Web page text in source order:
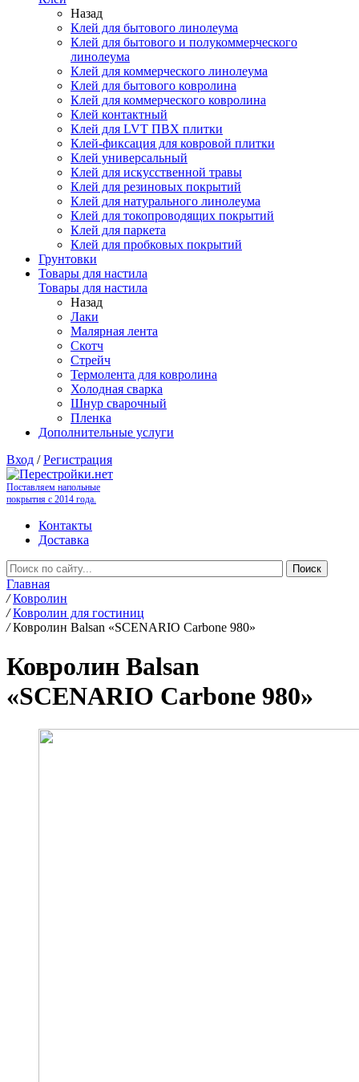
Назад
Клей для бытового линолеума
Клей для бытового и полукоммерческого
линолеума
Клей для коммерческого линолеума
Клей для бытового ковролина
Клей для коммерческого ковролина
Клей контактный
Клей для LVT ПВХ плитки
Клей-фиксация для ковровой плитки
Клей универсальный
Клей для искусственной травы
Клей для резиновых покрытий
Клей для натурального линолеума
Клей для токопроводящих покрытий
Клей для паркета
Клей для пробковых покрытий
Грунтовки
Товары для настила
Товары для настила
Назад
Лаки
Малярная лента
Скотч
Стрейч
Термолента для ковролина
Холодная сварка
Шнур сварочный
Пленка
Дополнительные услуги
Вход /Регистрация
Поставляем напольные
покрытия с 2014 года.
Контакты
Доставка
Главная
/ Ковролин
/ Ковролин для гостиниц
/ Ковролин Balsan «SCENARIO Carbone 980»
Ковролин Balsan
«SCENARIO Carbone 980»